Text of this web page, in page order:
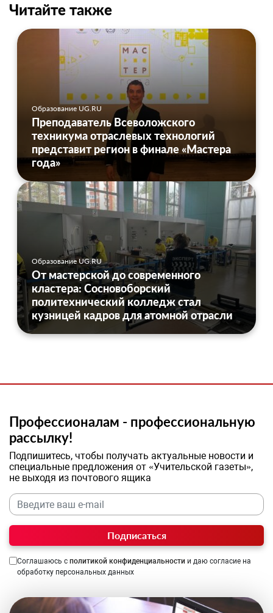
Читайте также
Образование UG.RU
Преподаватель Всеволожского
техникума отраслевых технологий
представит регион в финале «Мастера
года»
Образование UG.RU
От мастерской до современного
кластера: Сосновоборский
политехнический колледж стал
кузницей кадров для атомной отрасли
Профессионалам - профессиональную
рассылку!
Подпишитесь, чтобы получать актуальные новости и
специальные предложения от «Учительской газеты»,
не выходя из почтового ящика
Подписаться
Соглашаюсь с политикой конфиденциальности и даю согласие на
обработку персональных данных